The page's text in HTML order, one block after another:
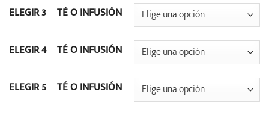
ELEGIR 3º TÉ O INFUSIÓN
ELEGIR 4º TÉ O INFUSIÓN
ELEGIR 5º TÉ O INFUSIÓN